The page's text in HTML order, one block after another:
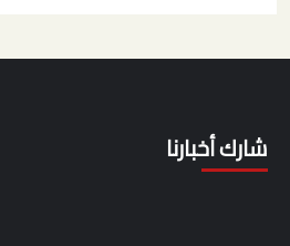
شارك أخبارنا